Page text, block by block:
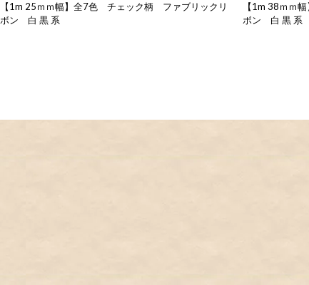
【1m 25ｍｍ幅】全7色 チェック柄 ファブリックリ
ボン 白 黒 系
【1m 38ｍｍ
ボン 白 黒 系